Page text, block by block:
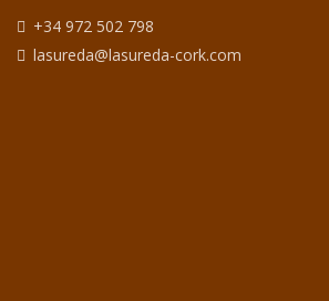
+34 972 502 798
lasureda@lasureda-cork.com